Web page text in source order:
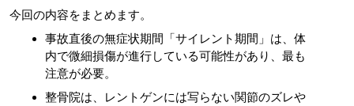
今回の内容をまとめます。
事故直後の無症状期間「サイレント期間」は、体
内で微細損傷が進行している可能性があり、最も
注意が必要。
整骨院は、レントゲンには写らない関節のズレや